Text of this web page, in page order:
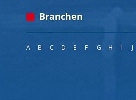
Branchen
A B C D E F G H I J